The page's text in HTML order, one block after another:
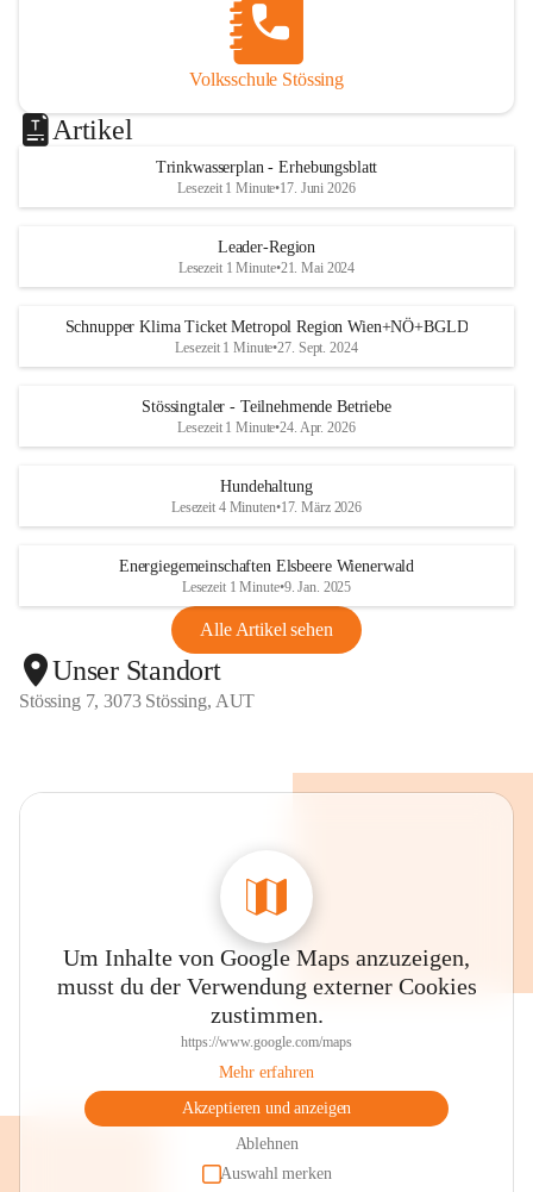
Volksschule Stössing
Artikel
Trinkwasserplan - Erhebungsblatt
Lesezeit 1 Minute•17. Juni 2026
Leader-Region
Lesezeit 1 Minute•21. Mai 2024
Schnupper Klima Ticket Metropol Region Wien+NÖ+BGLD
Lesezeit 1 Minute•27. Sept. 2024
Stössingtaler - Teilnehmende Betriebe
Lesezeit 1 Minute•24. Apr. 2026
Hundehaltung
Lesezeit 4 Minuten•17. März 2026
Energiegemeinschaften Elsbeere Wienerwald
Lesezeit 1 Minute•9. Jan. 2025
Alle Artikel sehen
Unser Standort
Stössing 7, 3073 Stössing, AUT
Um Inhalte von Google Maps anzuzeigen,
musst du der Verwendung externer Cookies
zustimmen.
https://www.google.com/maps
Mehr erfahren
Akzeptieren und anzeigen
Ablehnen
Auswahl merken